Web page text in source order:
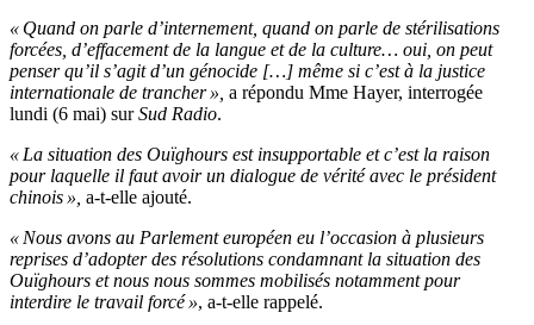
« Quand on parle d’internement, quand on parle de stérilisations
forcées, d’effacement de la langue et de la culture… oui, on peut
penser qu’il s’agit d’un génocide […] même si c’est à la justice
internationale de trancher », a répondu Mme Hayer, interrogée
lundi (6 mai) surSud Radio.
« La situation des Ouïghours est insupportable et c’est la raison
pour laquelle il faut avoir un dialogue de vérité avec le président
chinois », a-t-elle ajouté.
« Nous avons au Parlement européen eu l’occasion à plusieurs
reprises d’adopter des résolutions condamnant la situation des
Ouïghours et nous nous sommes mobilisés notamment pour
interdire le travail forcé », a-t-elle rappelé.